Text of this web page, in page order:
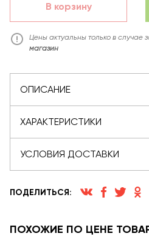
В корзину
Цены актуальны только в случае
магазин
ОПИСАНИЕ
ХАРАКТЕРИСТИКИ
УСЛОВИЯ ДОСТАВКИ
ПОДЕЛИТЬСЯ:
ПОХОЖИЕ ПО ЦЕНЕ